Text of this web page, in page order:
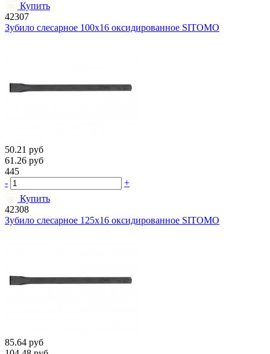
Купить
42307
Зубило слесарное 100х16 оксидированное SITOMO
50.21 руб
61.26 руб
445
-
+
Купить
42308
Зубило слесарное 125х16 оксидированное SITOMO
85.64 руб